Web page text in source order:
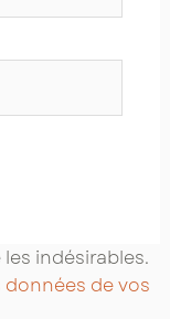
indésirables.
de vos